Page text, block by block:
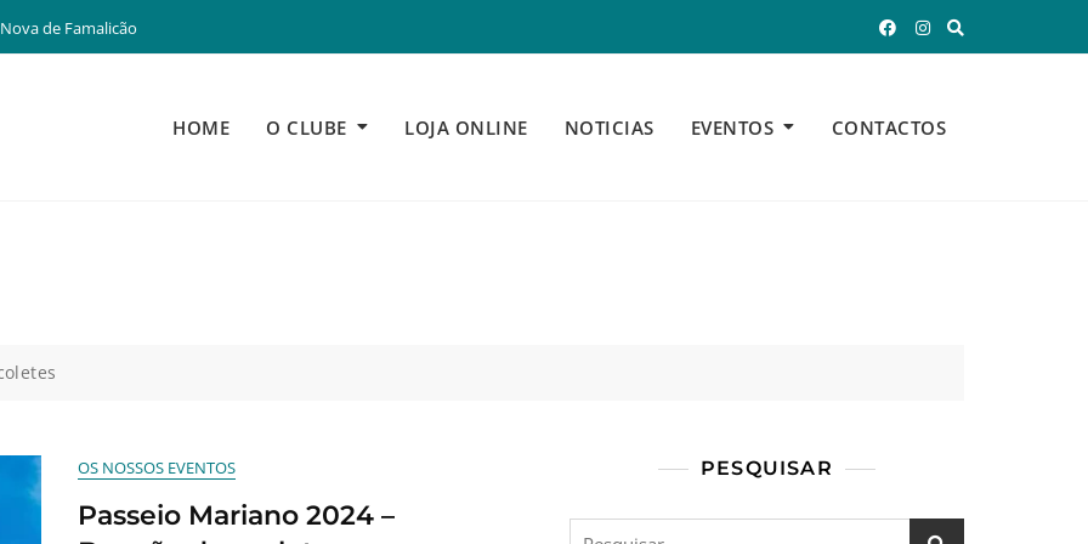
de Famalicão
HOME O CLUBE LOJA ONLINE NOTICIAS EVENTOS CONTACTOS
OS NOSSOS EVENTOS
Passeio Mariano 2024 –
PESQUISAR
Pesquisar